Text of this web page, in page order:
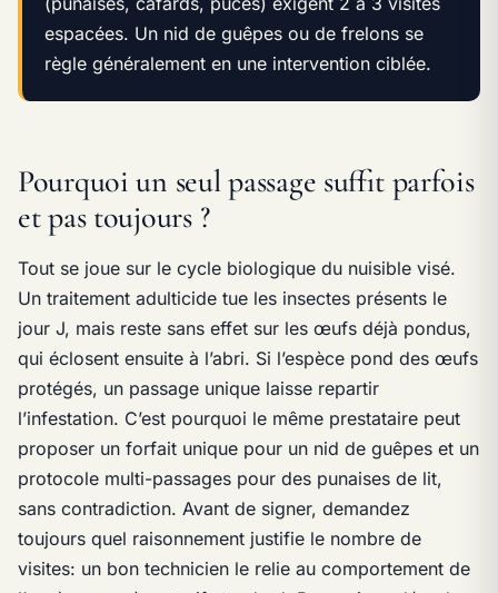
espacées. Un nid de guêpes ou de frelons se
règle généralement en une intervention ciblée.
Pourquoi un seul passage suffit parfois
et pas toujours ?
Tout se joue sur le cycle biologique du nuisible visé.
Un traitement adulticide tue les insectes présents le
jour J, mais reste sans effet sur les œufs déjà pondus,
qui éclosent ensuite à l’abri. Si l’espèce pond des œufs
protégés, un passage unique laisse repartir
l’infestation. C’est pourquoi le même prestataire peut
proposer un forfait unique pour un nid de guêpes et un
protocole multi-passages pour des punaises de lit,
sans contradiction. Avant de signer, demandez
toujours quel raisonnement justifie le nombre de
visites: un bon technicien le relie au comportement de